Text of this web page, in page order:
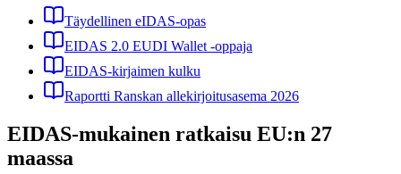
Täydellinen eIDAS-opas
EIDAS 2.0 EUDI Wallet -oppaja
EIDAS-kirjaimen kulku
Raportti Ranskan allekirjoitusasema 2026
EIDAS-mukainen ratkaisu EU:n 27
maassa